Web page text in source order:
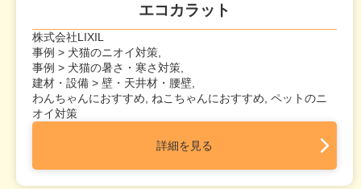
エコカラット
株式会社LIXIL
事例 > 犬猫のニオイ対策,
事例 > 犬猫の暑さ・寒さ対策,
建材・設備 > 壁・天井材・腰壁,
わんちゃんにおすすめ, ねこちゃんにおすすめ, ペットのニ
オイ対策
詳細を見る